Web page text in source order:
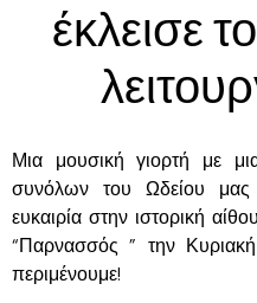
έκλεισε
Μια μουσική γιορτή με
συνόλων του Ωδείου μας
ευκαιρία στην ιστορική
“Παρνασσός ” την
περιμένουμε!